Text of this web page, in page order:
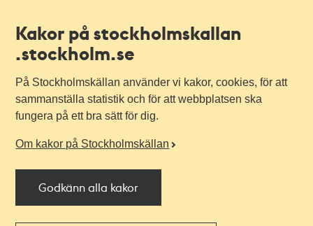
Kakor på stockholmskallan
.stockholm.se
På Stockholmskällan använder vi kakor, cookies, för att
sammanställa statistik och för att webbplatsen ska
fungera på ett bra sätt för dig.
Om kakor på Stockholmskällan
Godkänn alla kakor